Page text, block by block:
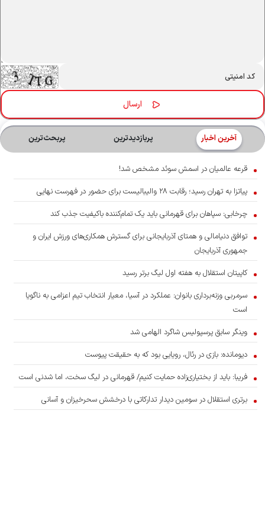
آخرین اخبار پربازدیدترین پربحث‌ترین‌
قرعه عالمیان در اسمش سوئد مشخص شد!
پیاتزا به تهران رسید؛ رقابت ۲۸ والیبالیست برای حضور در فهرست نهایی
چرخابی: سپاهان برای قهرمانی باید یک تمام‌کننده باکیفیت جذب کند
توافق دنیامالی و همتای آذربایجانی برای گسترش همکاری‌های ورزش ایران و
جمهوری آذربایجان
کاپیتان استقلال به هفته اول لیگ برتر رسید
سرمربی وزنه‌برداری بانوان: عملکرد در آسیا، معیار انتخاب تیم اعزامی به ناگویا
است
وینگر سابق پرسپولیس شاگرد الهامی شد
دیومانده: بازی در رئال، رویایی بود که به حقیقت پیوست
فریبا: باید از بختیاری‌زاده حمایت کنیم/ قهرمانی در لیگ سخت، اما شدنی است
برتری استقلال در سومین دیدار تدارکاتی با درخشش سحرخیزان و آسانی